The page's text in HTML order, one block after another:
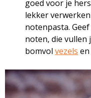
goed voor je
lekker
notenpasta.
noten, die vullen
bomvol vezels